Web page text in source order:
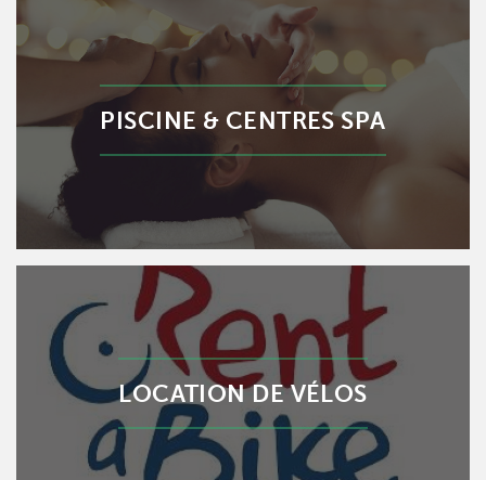
PISCINE & CENTRES SPA
LOCATION DE VÉLOS